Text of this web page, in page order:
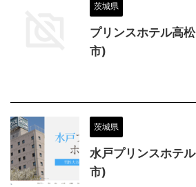
茨城県
プリンスホテル高
市)
茨城県
水戸プリンスホテ
市)